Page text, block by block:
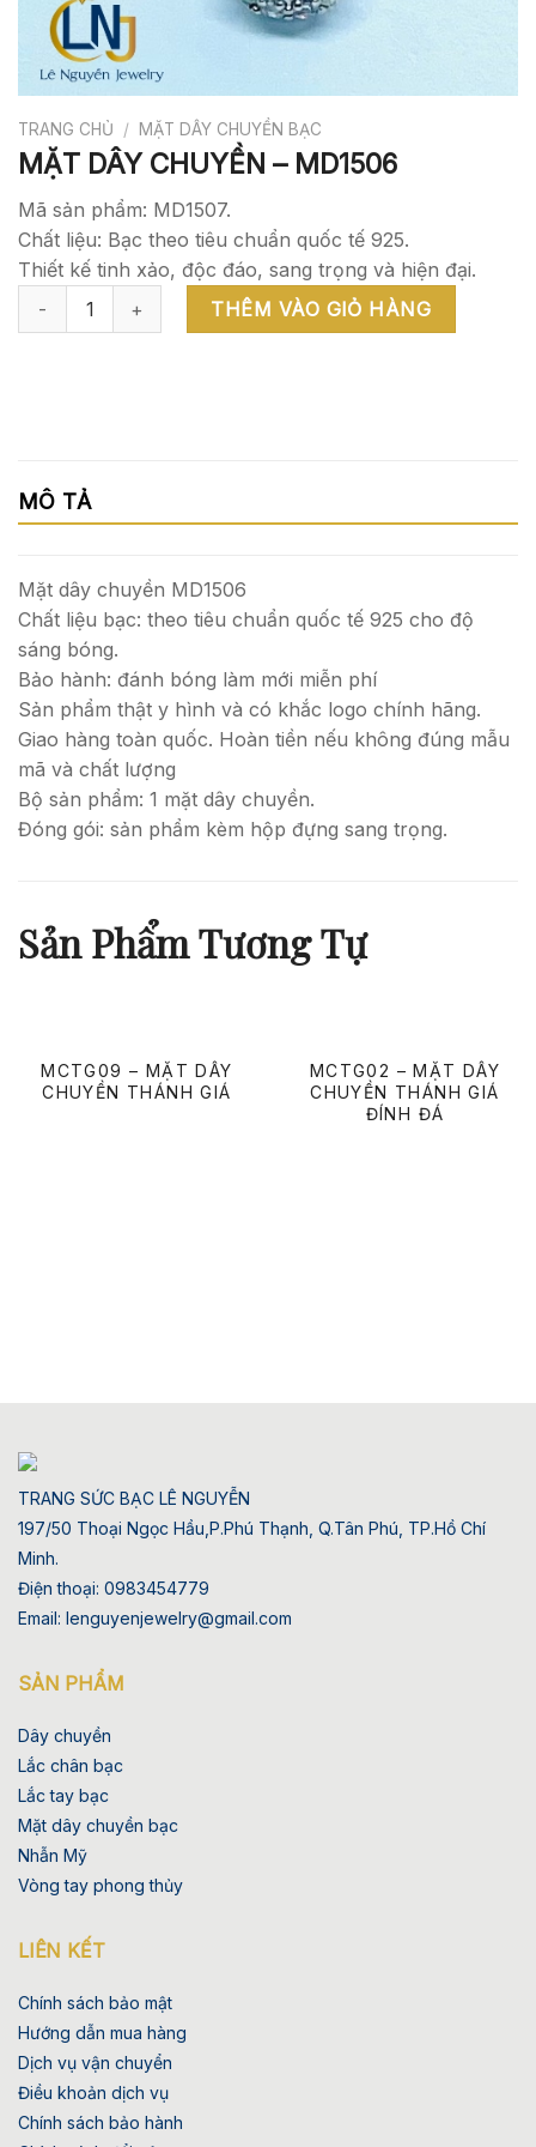
TRANG CHỦ / MẶT DÂY CHUYỀN BẠC
MẶT DÂY CHUYỀN – MD1506
Mã sản phẩm: MD1507.
Chất liệu: Bạc theo tiêu chuẩn quốc tế 925.
Thiết kế tinh xảo, độc đáo, sang trọng và hiện đại.
MẶT DÂY CHUYỀN - MD1506 số lượngTHÊM VÀO GIỎ HÀNG
MÔ TẢ
Mặt dây chuyền MD1506
Chất liệu bạc: theo tiêu chuẩn quốc tế 925 cho độ
sáng bóng.
Bảo hành: đánh bóng làm mới miễn phí
Sản phẩm thật y hình và có khắc logo chính hãng.
Giao hàng toàn quốc. Hoàn tiền nếu không đúng mẫu
mã và chất lượng
Bộ sản phẩm: 1 mặt dây chuyền.
Đóng gói: sản phẩm kèm hộp đựng sang trọng.
Sản Phẩm Tương Tự
MCTG09 – MẶT DÂY
CHUYỀN THÁNH GIÁ
MCTG02 – MẶT DÂY
CHUYỀN THÁNH GIÁ
ĐÍNH ĐÁ
TRANG SỨC BẠC LÊ NGUYỄN
197/50 Thoại Ngọc Hầu,P.Phú Thạnh, Q.Tân Phú, TP.Hồ Chí
Minh.
Điện thoại: 0983454779
Email: lenguyenjewelry@gmail.com
SẢN PHẨM
Dây chuyền
Lắc chân bạc
Lắc tay bạc
Mặt dây chuyền bạc
Nhẫn Mỹ
Vòng tay phong thủy
LIÊN KẾT
Chính sách bảo mật
Hướng dẫn mua hàng
Dịch vụ vận chuyển
Điều khoản dịch vụ
Chính sách bảo hành